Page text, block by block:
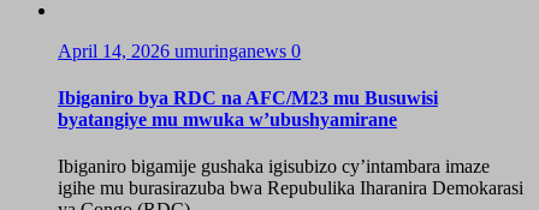
April 14, 2026 umuringanews 0
Ibiganiro bya RDC na AFC/M23 mu Busuwisi
byatangiye mu mwuka w’ubushyamirane
Ibiganiro bigamije gushaka igisubizo cy’intambara imaze
igihe mu burasirazuba bwa Repubulika Iharanira Demokarasi